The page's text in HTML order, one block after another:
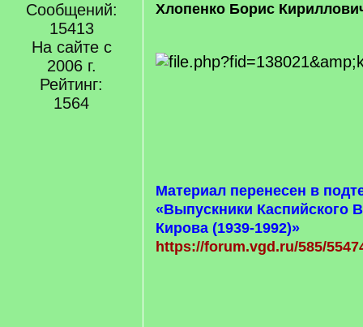
Сообщений:
15413
На сайте с
2006 г.
Рейтинг:
1564
Хлопенко Борис
Материал перенесен в
«Выпускники
Кирова (1939-1992)»
https://forum.vgd.ru/585/